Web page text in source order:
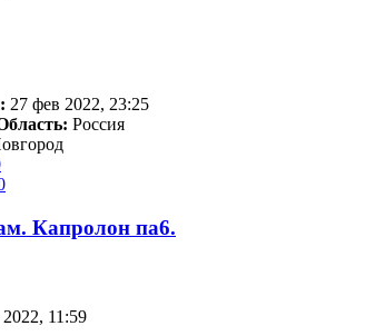
27 фев 2022, 23:25
Россия
Капролон па6.
11:59